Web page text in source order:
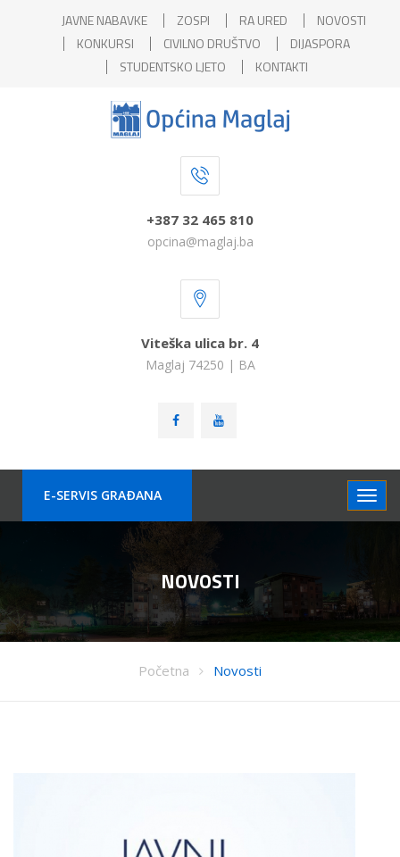
JAVNE NABAVKE ZOSPI RA URED
NOVOSTI
KONKURSI
CIVILNO DRUŠTVO
DIJASPORA
STUDENTSKO LJETO
KONTAKTI
+387 32 465 810
opcina@maglaj.ba
Viteška ulica br. 4
Maglaj 74250 | BA
E-SERVIS GRAÐANA
NOVOSTI
Početna Novosti